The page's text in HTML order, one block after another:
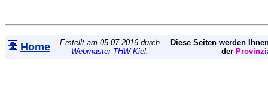
Home
Erstellt am 05.07.2016 durch
Webmaster THW Kiel.
Diese Seiten werden
der